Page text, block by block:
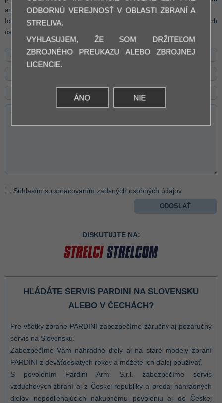
ani inak komerčne využívané.
Ich odoslaním vyjadrujete svoj súhlas so spracovaním a použitím Vašich
osobných údajov na vyššie uvedené účely.
Súhlasím so spracovaním zadaných osobných údajov
DISKUTUJTE NA:
HĽÁDÁTE SERVIS PARDINI NA SLOVENSKU
ALEBO V ČECHÁCH?
Pre všetky zbrane PARDINI zabezpečíme záručný aj pozáručný
servis na Slovensku.
Zabezpečíme Vám náhradné diely aj na staré modely zbraní
PARDINI z deväťdesiatych rokov a môžete ich ďalej používať.
S povolením Pardini Armi S.r.l. zabezpečíme servis
vzduchových zbraní aj z Českej republiky a predaj náhradných
dielov nepodliehajúcich nákupnému povoleniu aj do Českej
ODBORNÚ VEREJNOSŤ V OBLASTI ZBRANÍ A
STRELIVA.
VYHLASUJEM, ŽE SOM DRŽITEĽOM
ZBROJNÉHO PREUKAZU ALEBO ZBROJNEJ
LICENCIE.
ÁNO NIE